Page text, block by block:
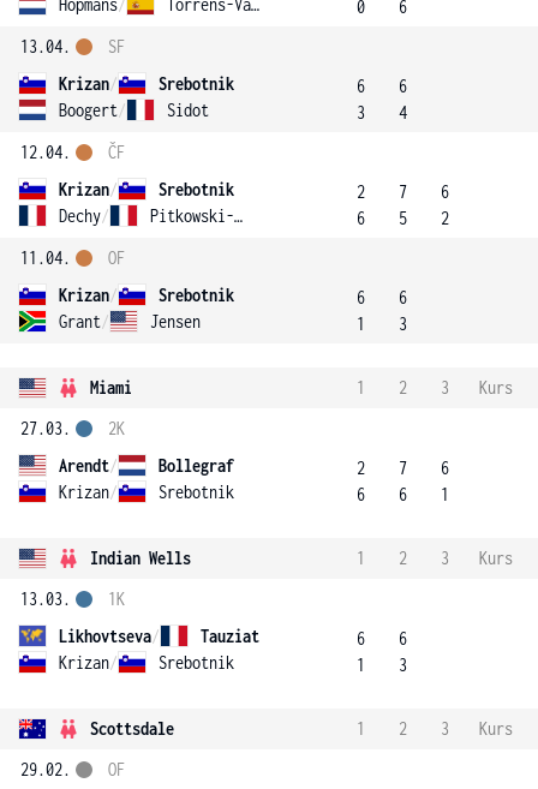
0
6
13.04.
Krizan/
Srebotnik
Boogert/ Sidot
SF
6
3
6
4
12.04.
Krizan/
Srebotnik
Dechy/ Pitkowski-Malcor
ČF
2
6
7
5
6
2
11.04.
Krizan/
Srebotnik
Grant/ Jensen
OF
6
1
6
3
Miami 1 2 3
Kurs
27.03.
Arendt/
Bollegraf
Krizan/ Srebotnik
2K
2
6
7
6
6
1
Indian Wells 1 2 3
Kurs
13.03.
Likhovtseva/
Tauziat
Krizan/ Srebotnik
1K
6
1
6
3
Scottsdale 1 2 3
Kurs
29.02.
OF